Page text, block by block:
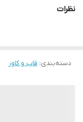
نظرات
دسته‌بندی: قاب و کاور